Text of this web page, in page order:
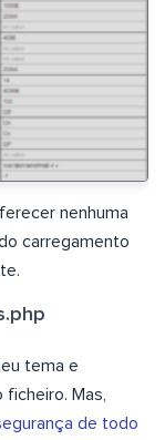
nenhuma
carregamento
tema e
Mas,
de todo